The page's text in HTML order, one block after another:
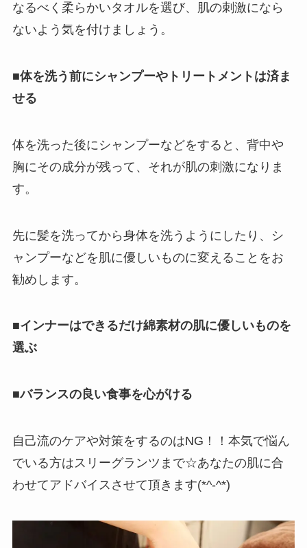
なるべく柔らかいタオルを選び、肌の刺激になら
ないよう気を付けましょう。
■体を洗う前にシャンプーやトリートメントは済ま
せる
体を洗った後にシャンプーなどをすると、背中や
胸にその成分が残って、それが肌の刺激になりま
す。
先に髪を洗ってから身体を洗うようにしたり、シ
ャンプーなどを肌に優しいものに変えることをお
勧めします。
■インナーはできるだけ綿素材の肌に優しいものを
選ぶ
■バランスの良い食事を心がける
自己流のケアや対策をするのはNG！！本気で悩ん
でいる方はスリーグランツまで☆あなたの肌に合
わせてアドバイスさせて頂きます(*^-^*)